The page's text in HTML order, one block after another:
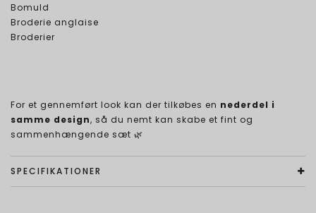
Bomuld
Broderie anglaise
Broderier
For et gennemført look kan der tilkøbes en nederdel i
samme design, så du nemt kan skabe et fint og
sammenhængende sæt 🌿
SPECIFIKATIONER